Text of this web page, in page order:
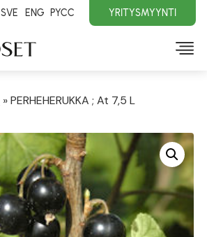
SVE ENG PYCC YRITYSMYYNTI
»PERHEHERUKKA ; At 7,5 L